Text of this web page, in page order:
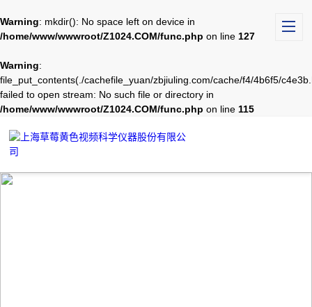
Warning: mkdir(): No space left on device in
/home/www/wwwroot/Z1024.COM/func.php on line 127
Warning:
file_put_contents(./cachefile_yuan/zbjiuling.com/cache/f4/4b6f5/
failed to open stream: No such file or directory in
/home/www/wwwroot/Z1024.COM/func.php on line 115